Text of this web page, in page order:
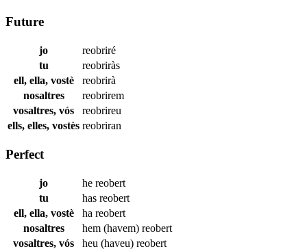
Future
jo
reobriré
tu
reobriràs
ell, ella, vostè
reobrirà
nosaltres
reobrirem
vosaltres, vós
reobrireu
ells, elles, vostès reobriran
Perfect
jo he reobert
tu
has reobert
ell, ella, vostè
ha reobert
nosaltres
hem (havem) reobert
vosaltres, vós
heu (haveu) reobert